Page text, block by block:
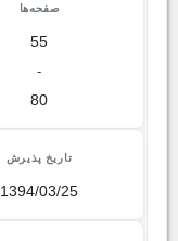
صفحه‌ها
55
-
80
تاریخ پذیرش
1394/03/25